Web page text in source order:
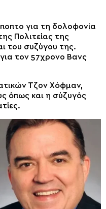
για τη δολοφονία
Πολιτείας της
του συζύγου της.
τον 57χρονο Βανς
Τζον Χόφμαν,
όπως και η σύζυγός